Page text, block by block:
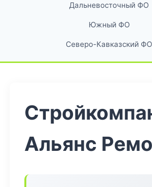
Дальневосточный ФО
Южный ФО
Северо-Кавказский ФО
Альянс